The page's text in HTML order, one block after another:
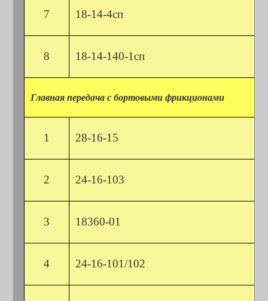
7 18-14-4сп
8 18-14-140-1сп
Главная передача с бортовыми фрикционами
1 28-16-15
2 24-16-103
3 18360-01
4 24-16-101/102